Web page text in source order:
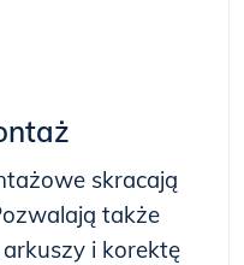
skracają
także
arkuszy i korektę